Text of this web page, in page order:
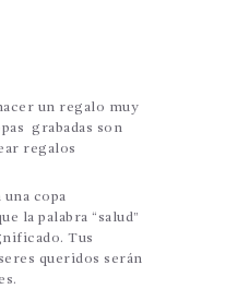
un regalo muy
grabadas son
regalos
copa
la palabra “salud”
Tus
queridos serán